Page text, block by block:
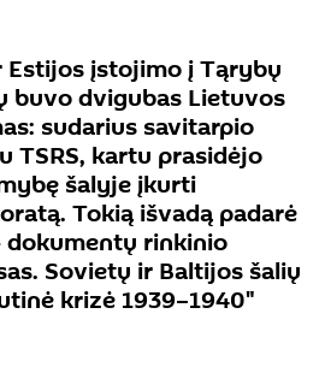
Estijos įstojimo į Tąrybų
buvo dvigubas Lietuvos
sudarius savitarpio
TSRS, kartu prasidėjo
šalyje įkurti
Tokią išvadą padarė
rinkinio
Sovietų ir Baltijos šalių
krizė 1939–1940"